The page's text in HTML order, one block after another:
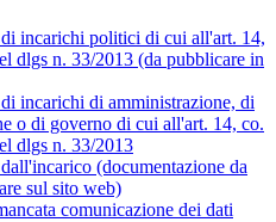
incarichi politici di cui all'art. 14,
dlgs n. 33/2013 (da pubblicare in
incarichi di amministrazione, di
o di governo di cui all'art. 14, co.
dlgs n. 33/2013
(documentazione da
sul sito web)
comunicazione dei dati